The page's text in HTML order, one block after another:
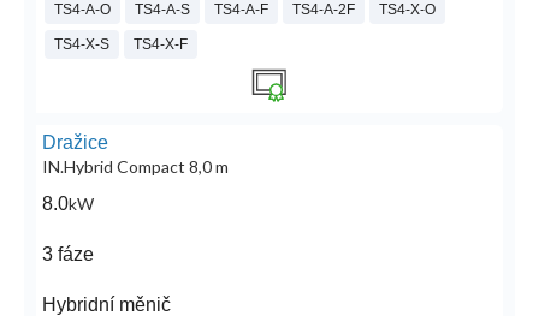
TS4-A-O TS4-A-S TS4-A-F TS4-A-2F TS4-X-O
TS4-X-S TS4-X-F
Dražice
IN.Hybrid Compact 8,0 m
8.0kW
3 fáze
Hybridní měnič